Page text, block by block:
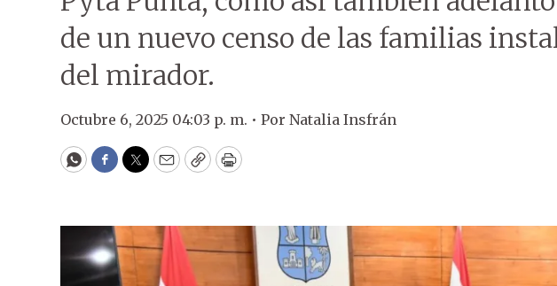
de un nuevo censo de las familias
del mirador.
Octubre 6, 2025 04:03 p. m. • Por Natalia Insfrán
WhatsApp
Facebook
Twitter
EmailCopyPrint